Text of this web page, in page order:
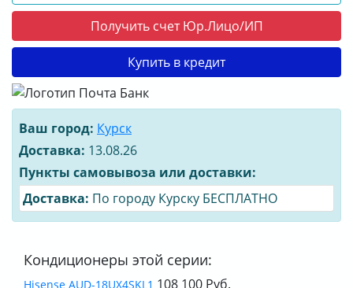
Получить счет Юр.Лицо/ИП
Купить в кредит
Ваш город: Курск
Доставка: 13.08.26
Пункты самовывоза или доставки:
Доставка: По городу Курску БЕСПЛАТНО
Кондиционеры этой серии:
Hisense AUD-18UX4SKL1 108 100 Руб.